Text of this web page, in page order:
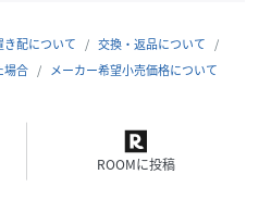
で、どんなテイストにもハマ
るアイテムです！
のカットソー
き配について
交換・返品について
場合
メーカー希望小売価格について
ROOMに投稿